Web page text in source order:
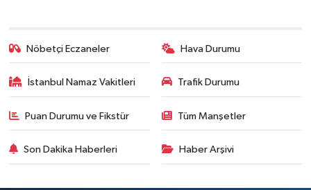
Nöbetçi Eczaneler Hava Durumu
İstanbul Namaz Vakitleri Trafik Durumu
Puan Durumu ve Fikstür Tüm Manşetler
Son Dakika Haberleri Haber Arşivi